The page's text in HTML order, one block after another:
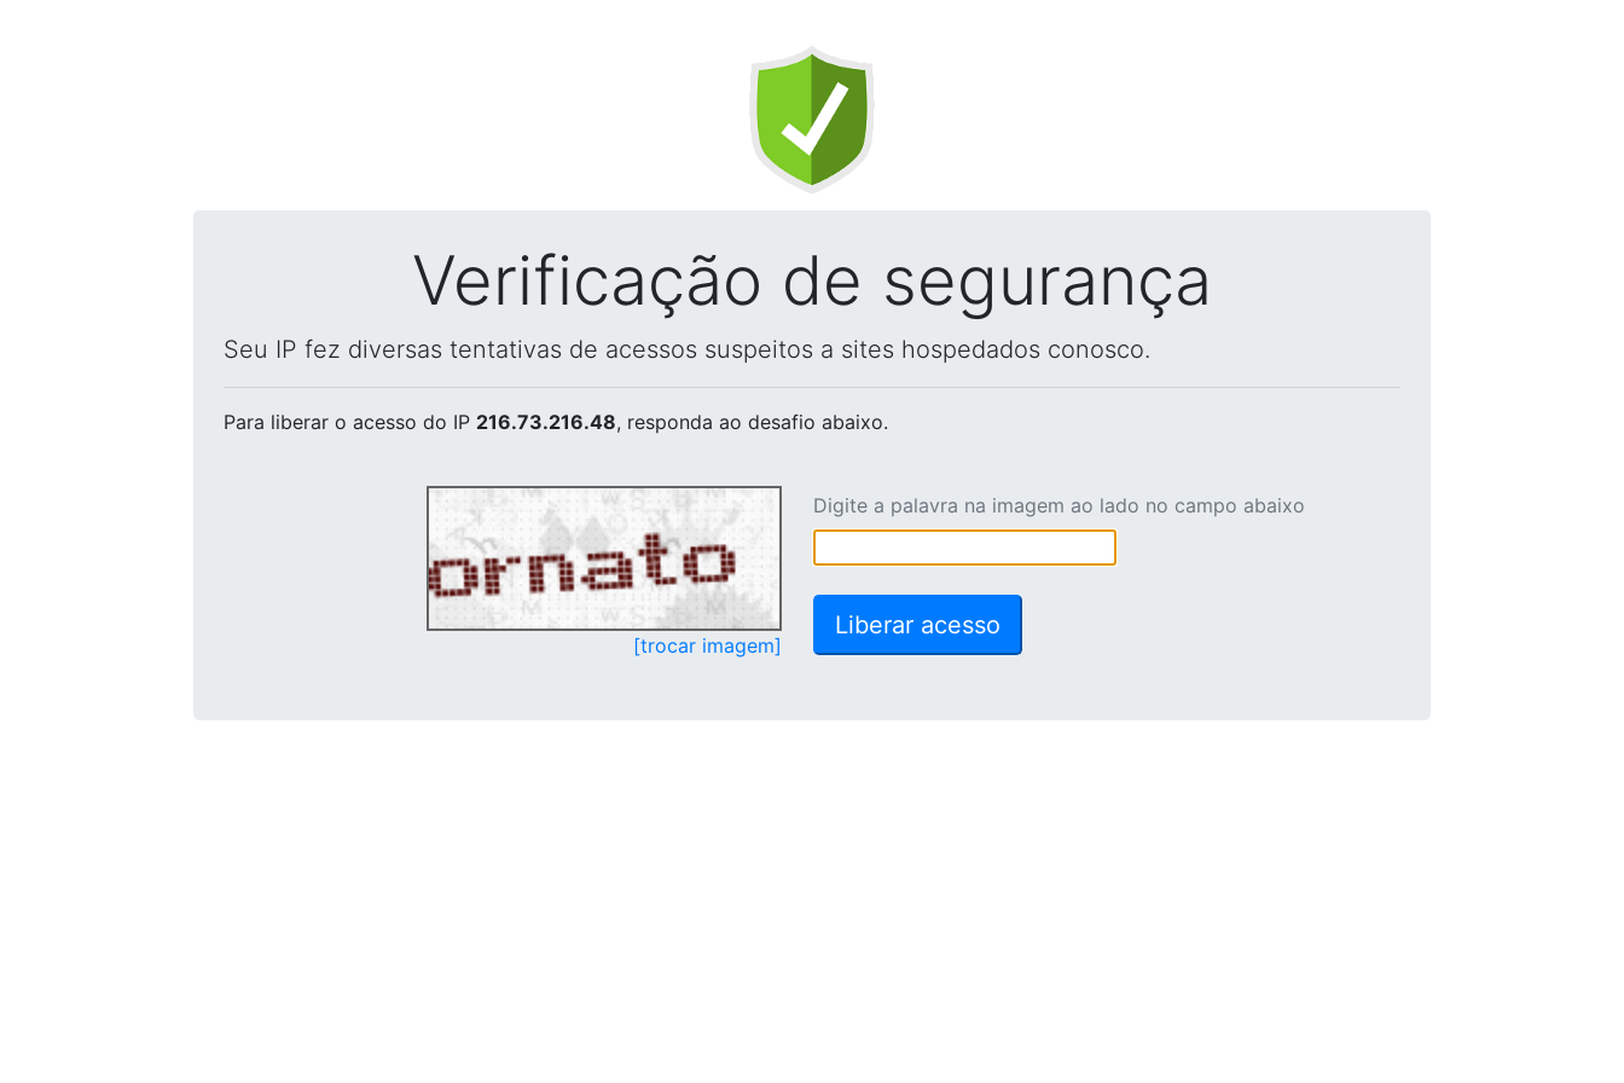
Verificação de segurança
Seu IP fez diversas tentativas de acessos suspeitos a sites hospedados conosco.
Para liberar o acesso do IP 216.73.216.48, responda ao desafio abaixo.
[trocar imagem]
Digite a palavra na imagem ao lado no campo abaixo